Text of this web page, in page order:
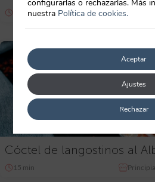
20 min
Cóctel de langostinos al
15 min
configurarlas o rechazarlas. Más
nuestra Política de cookies.
Aceptar
Rechazar
Ajustes